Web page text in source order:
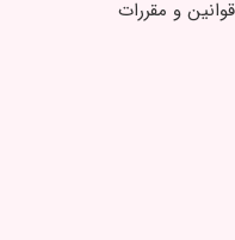
قوانین و مقررات